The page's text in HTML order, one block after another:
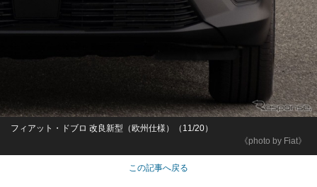
《photo by Fiat》
フィアット・ドブロ 改良新型（欧州仕様）（11/20）
この記事へ戻る